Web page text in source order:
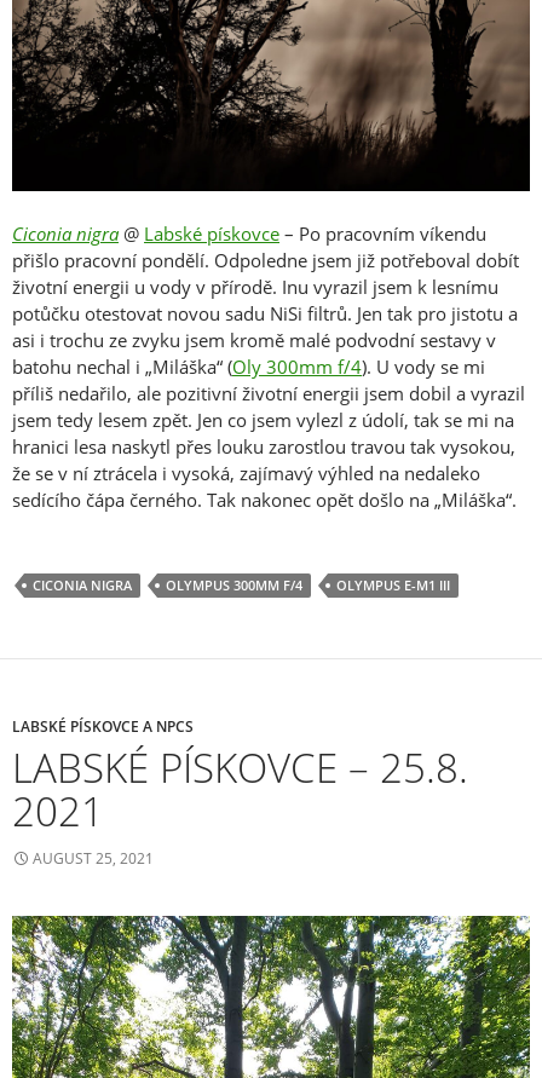
Ciconia nigra @ Labské pískovce – Po pracovním víkendu
přišlo pracovní pondělí. Odpoledne jsem již potřeboval dobít
životní energii u vody v přírodě. Inu vyrazil jsem k lesnímu
potůčku otestovat novou sadu NiSi filtrů. Jen tak pro jistotu a
asi i trochu ze zvyku jsem kromě malé podvodní sestavy v
batohu nechal i „Miláška“ (Oly 300mm f/4). U vody se mi
příliš nedařilo, ale pozitivní životní energii jsem dobil a vyrazil
jsem tedy lesem zpět. Jen co jsem vylezl z údolí, tak se mi na
hranici lesa naskytl přes louku zarostlou travou tak vysokou,
že se v ní ztrácela i vysoká, zajímavý výhled na nedaleko
sedícího čápa černého. Tak nakonec opět došlo na „Miláška“.
CICONIA NIGRA OLYMPUS 300MM F/4 OLYMPUS E-M1 III
LABSKÉ PÍSKOVCE A NPCS
LABSKÉ PÍSKOVCE – 25.8.
2021
AUGUST 25, 2021